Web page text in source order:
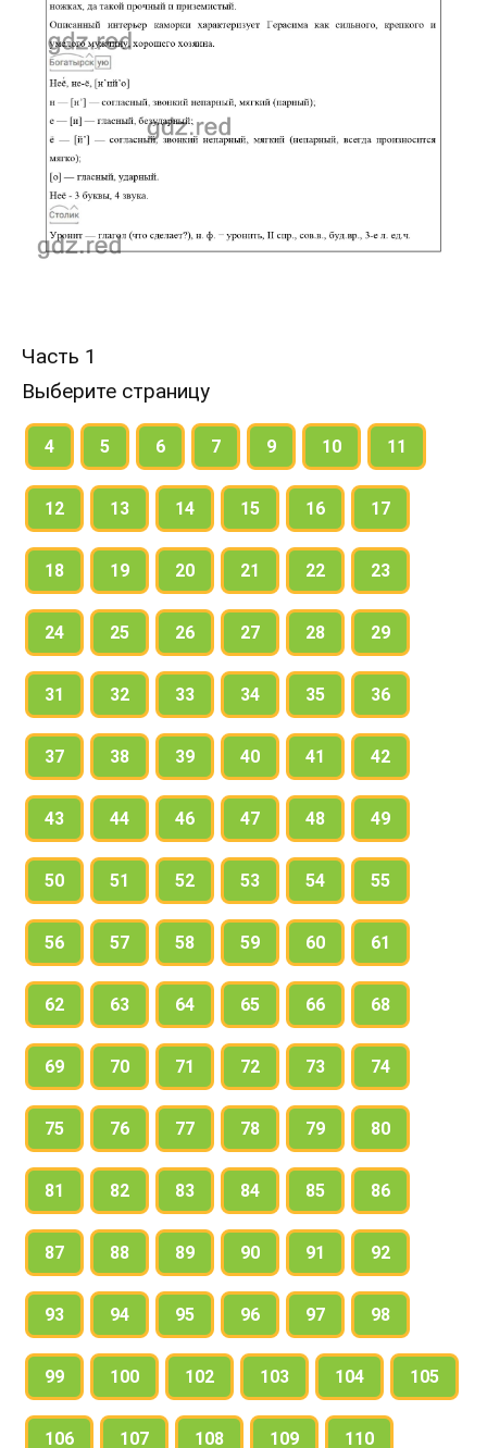
Часть 1
Выберите страницу
4 5 6 7 9 10 11
12 13 14 15 16 17
18 19 20 21 22 23
24 25 26 27 28 29
31 32 33 34 35 36
37 38 39 40 41 42
43 44 46 47 48 49
50 51 52 53 54 55
56 57 58 59 60 61
62 63 64 65 66 68
69 70 71 72 73 74
75 76 77 78 79 80
81 82 83 84 85 86
87 88 89 90 91 92
93 94 95 96 97 98
99 100 102 103 104 105
106 107 108 109 110